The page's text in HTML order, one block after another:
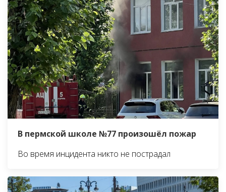
В пермской школе №77 произошёл пожар
Во время инцидента никто не пострадал